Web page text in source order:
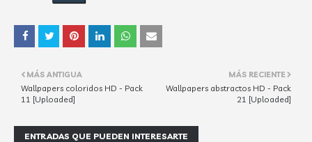
MÁS RECIENTE
Wallpapers abstractos HD - Pack
21 [Uploaded]
MÁS ANTIGUA
Wallpapers coloridos HD - Pack
11 [Uploaded]
ENTRADAS QUE PUEDEN INTERESARTE